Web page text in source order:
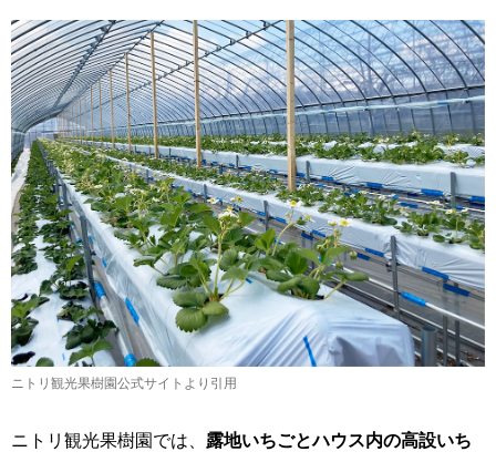
ニトリ観光果樹園公式サイトより引用
ニトリ観光果樹園では、 露地いちごとハウス内の高設いち